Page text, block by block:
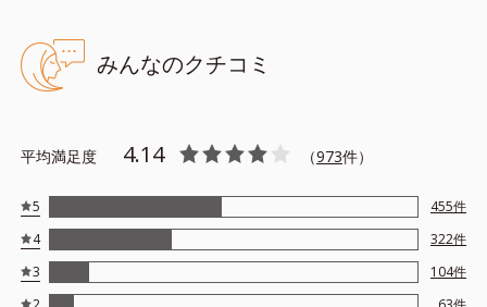
みんなのクチコミ
平均満足度 4.14 （973件）
5 455件
4
322件
3
104件